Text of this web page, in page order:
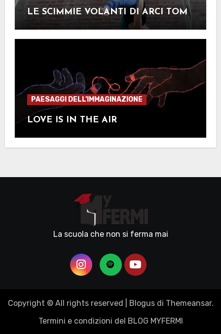
LE SCIMMIE VOLANTI DI ARCI TOM
PAESAGGI DELL'IMMAGINAZIONE
LOVE IS IN THE AIR
La scuola che non si ferma mai
Copyright © All rights reserved Blogusdi Themeansar.
Termini e condizioni del BLOG MYFERMI